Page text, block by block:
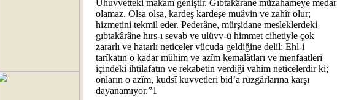
Uhuvvetteki makam geniştir. Gıbtakârane müzahameye medar
olamaz. Olsa olsa, kardeş kardeşe muâvin ve zahîr olur;
hizmetini tekmil eder. Pederâne, mürşidane mesleklerdeki
gıbtakârâne hırs-ı sevab ve ulüvv-ü himmet cihetiyle çok
zararlı ve hatarlı neticeler vücuda geldiğine delil: Ehl-i
tarîkatın o kadar mühim ve azîm kemalâtları ve menfaatleri
içindeki ihtilafatın ve rekabetin verdiği vahim neticelerdir ki;
onların o azîm, kudsî kuvvetleri bid’a rüzgârlarına karşı
dayanamıyor.”1